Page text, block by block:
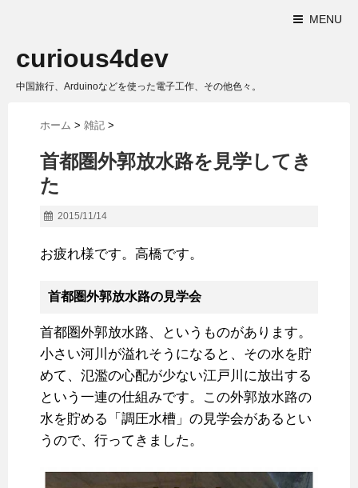
MENU
curious4dev
中国旅行、Arduinoなどを使った電子工作、その他色々。
ホーム > 雑記 >
首都圏外郭放水路を見学してき
た
2015/11/14
お疲れ様です。高橋です。
首都圏外郭放水路の見学会
首都圏外郭放水路、というものがあります。
小さい河川が溢れそうになると、その水を貯
めて、氾濫の心配が少ない江戸川に放出する
という一連の仕組みです。この外郭放水路の
水を貯める「調圧水槽」の見学会があるとい
うので、行ってきました。